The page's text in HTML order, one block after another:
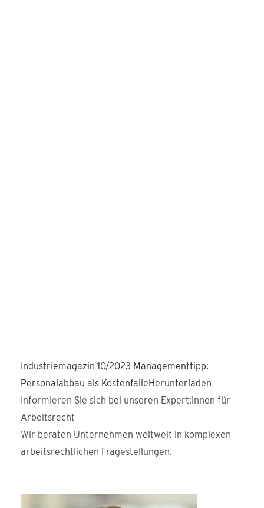
Industriemagazin 10/2023 Managementtipp:
Personalabbau als KostenfalleHerunterladen
Informieren Sie sich bei unseren Expert:innen für
Arbeitsrecht
Wir beraten Unternehmen weltweit in komplexen
arbeitsrechtlichen Fragestellungen.